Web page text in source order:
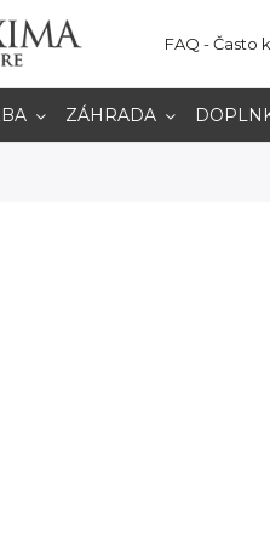
FAQ - Často
ZÁHRADA